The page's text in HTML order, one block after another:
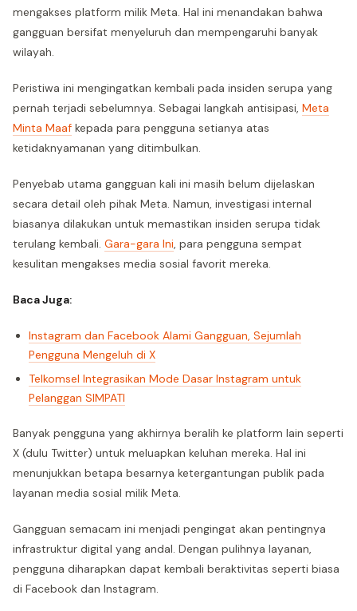
mengakses platform milik Meta. Hal ini menandakan bahwa
gangguan bersifat menyeluruh dan mempengaruhi banyak
wilayah.
Peristiwa ini mengingatkan kembali pada insiden serupa yang
pernah terjadi sebelumnya. Sebagai langkah antisipasi, Meta
Minta Maaf kepada para pengguna setianya atas
ketidaknyamanan yang ditimbulkan.
Penyebab utama gangguan kali ini masih belum dijelaskan
secara detail oleh pihak Meta. Namun, investigasi internal
biasanya dilakukan untuk memastikan insiden serupa tidak
terulang kembali. Gara-gara Ini, para pengguna sempat
kesulitan mengakses media sosial favorit mereka.
Baca Juga:
Instagram dan Facebook Alami Gangguan, Sejumlah
Pengguna Mengeluh di X
Telkomsel Integrasikan Mode Dasar Instagram untuk
Pelanggan SIMPATI
Banyak pengguna yang akhirnya beralih ke platform lain seperti
X (dulu Twitter) untuk meluapkan keluhan mereka. Hal ini
menunjukkan betapa besarnya ketergantungan publik pada
layanan media sosial milik Meta.
Gangguan semacam ini menjadi pengingat akan pentingnya
infrastruktur digital yang andal. Dengan pulihnya layanan,
pengguna diharapkan dapat kembali beraktivitas seperti biasa
di Facebook dan Instagram.